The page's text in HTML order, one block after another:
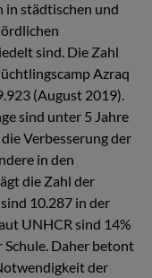
in städtischen und
sind. Die Zahl
Azraq
(August 2019).
sind unter 5 Jahre
Verbesserung der
in den
die Zahl der
10.287 in der
UNHCR sind 14%
Daher betont
der